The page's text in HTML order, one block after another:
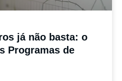
já não basta: o
Programas de